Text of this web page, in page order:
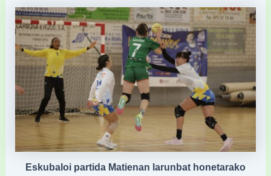
Eskubaloi partida Matienan larunbat honetarako